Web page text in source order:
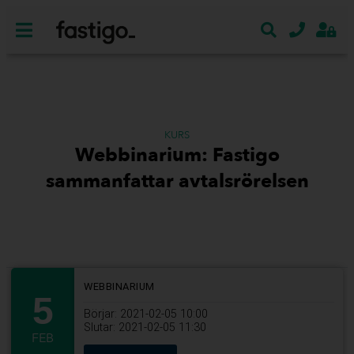
KURS
Webbinarium: Fastigo
sammanfattar avtalsrörelsen
5
FEB
WEBBINARIUM
Börjar: 2021-02-05 10:00
Slutar: 2021-02-05 11:30